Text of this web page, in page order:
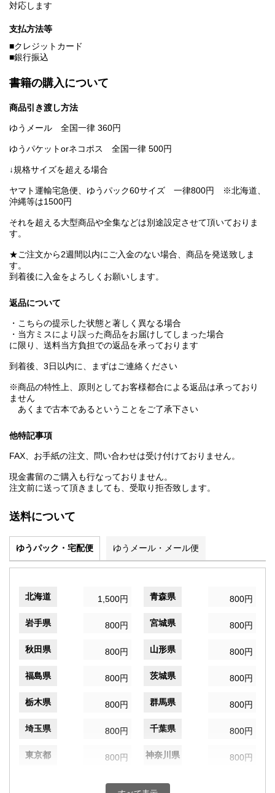
対応します
支払方法等
■クレジットカード
■銀行振込
書籍の購入について
商品引き渡し方法
ゆうメール 全国一律 360円
ゆうパケットorネコポス 全国一律 500円
↓規格サイズを超える場合
ヤマト運輸宅急便、ゆうパック60サイズ 一律800円 ※北海道、
沖縄等は1500円
それを超える大型商品や全集などは別途設定させて頂いておりま
す。
★ご注文から2週間以内にご入金のない場合、商品を発送致しま
す。
到着後に入金をよろしくお願いします。
返品について
・こちらの提示した状態と著しく異なる場合
・当方ミスにより誤った商品をお届けしてしまった場合
に限り、送料当方負担での返品を承っております
到着後、3日以内に、まずはご連絡ください
※商品の特性上、原則としてお客様都合による返品は承っており
ません
あくまで古本であるということをご了承下さい
他特記事項
FAX、お手紙の注文、問い合わせは受け付けておりません。
現金書留のご購入も行なっておりません。
注文前に送って頂きましても、受取り拒否致します。
送料について
ゆうパック・宅配便 ゆうメール・メール便
北海道 1,500円 青森県 800円
岩手県 800円 宮城県 800円
秋田県 800円 山形県 800円
福島県 800円 茨城県 800円
栃木県 800円 群馬県 800円
埼玉県 800円 千葉県 800円
東京都 800円 神奈川県 800円
800円 富山県